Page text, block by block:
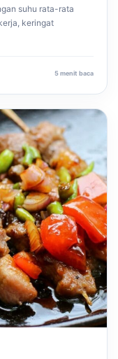
suhu rata-rata
keringat
5 menit baca